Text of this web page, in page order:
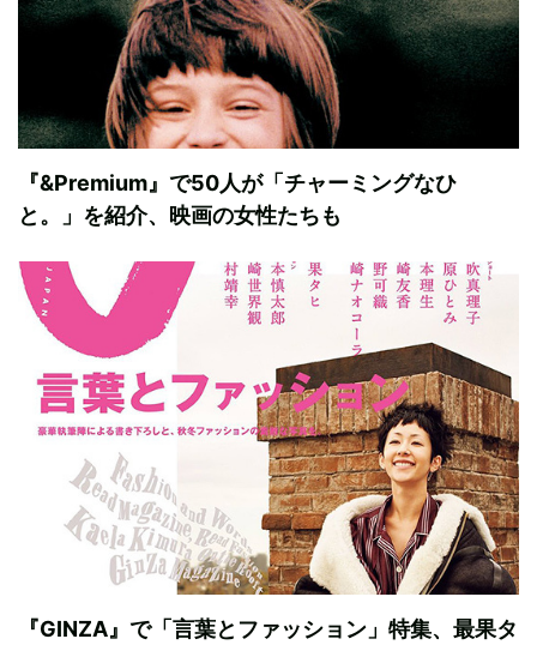
『&Premium』で50人が「チャーミングなひ
と。」を紹介、映画の女性たちも
『GINZA』で「言葉とファッション」特集、最果タ